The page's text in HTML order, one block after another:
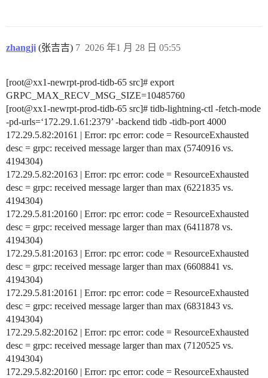
zhangji (张吉吉) 2026 年1 月 28 日 05:55
7
[root@xx1-newrpt-prod-tidb-65 src]# export
GRPC_MAX_RECV_MSG_SIZE=10485760
[root@xx1-newrpt-prod-tidb-65 src]# tidb-lightning-ctl -fetch-mode
-pd-urls=‘172.29.1.61:2379’ -backend tidb -tidb-port 4000
172.29.5.82:20161 | Error: rpc error: code = ResourceExhausted
desc = grpc: received message larger than max (5740916 vs.
4194304)
172.29.5.82:20163 | Error: rpc error: code = ResourceExhausted
desc = grpc: received message larger than max (6221835 vs.
4194304)
172.29.5.81:20160 | Error: rpc error: code = ResourceExhausted
desc = grpc: received message larger than max (6411878 vs.
4194304)
172.29.5.81:20163 | Error: rpc error: code = ResourceExhausted
desc = grpc: received message larger than max (6608841 vs.
4194304)
172.29.5.81:20161 | Error: rpc error: code = ResourceExhausted
desc = grpc: received message larger than max (6831843 vs.
4194304)
172.29.5.82:20162 | Error: rpc error: code = ResourceExhausted
desc = grpc: received message larger than max (7120525 vs.
4194304)
172.29.5.82:20160 | Error: rpc error: code = ResourceExhausted